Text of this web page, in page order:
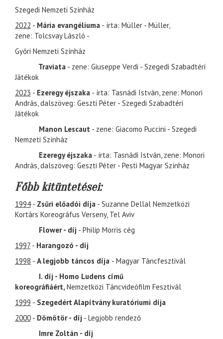
Szegedi Nemzeti Színház
2022 - Mária evangéliuma - írta: Müller - Müller,
zene: Tolcsvay László -
Győri Nemzeti Színház
Traviata - zene: Giuseppe Verdi - Szegedi Szabadtéri
Játékok
2023 - Ezeregy éjszaka - írta: Tasnádi István, zene: Monori
András, dalszöveg: Geszti Péter - Szegedi Szabadtéri
Játékok
Manon Lescaut - zene: Giacomo Puccini - Szegedi
Nemzeti Színház
Ezeregy éjszaka - írta: Tasnádi István, zene: Monori
András, dalszöveg: Geszti Péter - Pesti Magyar Színház
Főbb kitüntetései:
1994- Zsűri előadói díja - Suzanne Dellal Nemzetközi
Kortárs Koreográfus Verseny, Tel Aviv
Flower - díj - Philip Morris cég
1997 - Harangozó - díj
1998 - A legjobb táncos díja - Magyar Táncfesztivál
I. díj - Homo Ludens című
koreográfiáért, Nemzetközi Táncvideófilm Fesztivál
1999 - Szegedért Alapítvány kuratóriumi díja
2000 - Dömötör - díj - Legjobb rendező
Imre Zoltán - díj